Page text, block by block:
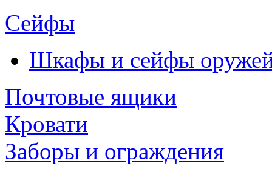
Сейфы
Шкафы и сейфы
Почтовые ящики
Кровати
Заборы и ограждения